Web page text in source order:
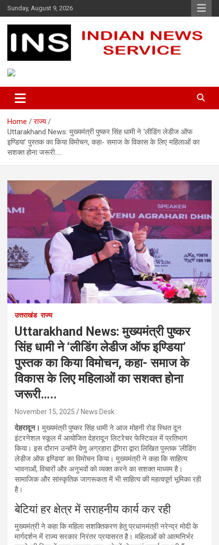
Skip
to
content
Sunday, August 9, 2026
Indian News Service
Home
राज्य
Uttarakhand News: मुख्यमंत्री पुष्कर सिंह धामी ने ‘लीडिंग लेडीज ऑफ
इण्डिया’ पुस्तक का किया विमोचन, कहा- समाज के विकास के लिए महिलाओं का
सशक्त होना जरूरी…..
उत्तराखंड राज्य
Uttarakhand News: मुख्यमंत्री पुष्कर
सिंह धामी ने ‘लीडिंग लेडीज ऑफ इण्डिया’
पुस्तक का किया विमोचन, कहा- समाज के
विकास के लिए महिलाओं का सशक्त होना
जरूरी…..
November 15, 2025 News Desk
देहरादून। मुख्यमंत्री पुष्कर सिंह धामी ने आज मोहनी रोड स्थित दून
इंटरनेशल स्कूल में आयोजित देहरादून लिटरेचर फेस्टिवल में प्रतिभाग
किया। इस दौरान उन्होंने वेणु अग्रहारा ढ़ींगरा द्वारा लिखित पुस्तक ‘लीडिंग
लेडीज ऑफ इण्डिया’ का विमोचन किया। मुख्यमंत्री ने कहा कि साहित्य
भावनाओं, विचारों और अनुभवों को व्यक्त करने का सशक्त माध्यम है।
सामाजिक और सांस्कृतिक जागरूकता में भी साहित्य की महत्वपूर्ण भूमिका रही
है।
बेटियां हर क्षेत्र में सराहनीय कार्य कर रही
मुख्यमंत्री ने कहा कि महिला सशक्तिकरण हेतु प्रधानमंत्री नरेन्द्र मोदी के
मार्गदर्शन में राज्य सरकार निरंतर प्रयासरत है। महिलाओं को आत्मनिर्भर